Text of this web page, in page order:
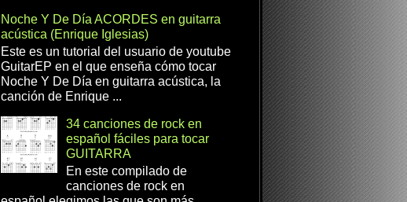
Noche Y De Día ACORDES en guitarra
acústica (Enrique Iglesias)
Este es un tutorial del usuario de youtube
GuitarEP en el que enseña cómo tocar
Noche Y De Día en guitarra acústica, la
canción de Enrique ...
34 canciones de rock en
español fáciles para tocar
GUITARRA
En este compilado de
canciones de rock en